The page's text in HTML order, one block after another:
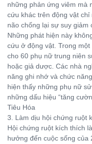
những phản ứng viêm mà
cứu khác trên động vật
não chống lại sự suy giảm
Những phát hiện này
cứu ở động vật. Trong
cho 60 phụ nữ trung niên
hoặc giả dược. Các nhà
năng ghi nhớ và chức
hiện thấy những phụ nữ
những dấu hiệu “tăng
Tiêu Hóa
3. Làm dịu hội chứng ruột
Hội chứng ruột kích thích
hưởng đến cuộc sống của